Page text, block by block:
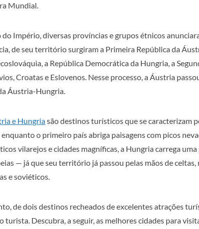
Mundial.
do Império, diversas províncias e grupos étnicos
de seu território surgiram a Primeira República da
a República Democrática da Hungria, a
Croatas e Eslovenos. Nesse processo, a Áustria
Áustria-Hungria.
e Hungriasão destinos turísticos que se caracterizam
o primeiro país abriga paisagens com picos
vilarejos e cidades magníficas, a Hungria carrega
— já que seu território já passou pelas mãos de celtas,
e soviéticos.
de dois destinos recheados de excelentes atrações
turista. Descubra, a seguir, as melhores cidades para